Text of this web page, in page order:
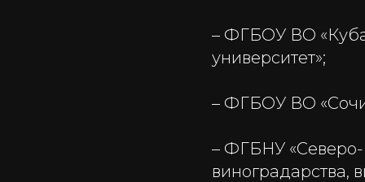
– ФГБОУ ВО
университет»;
– ФГБОУ ВО
– ФГБНУ «Северо-
виноградарства,